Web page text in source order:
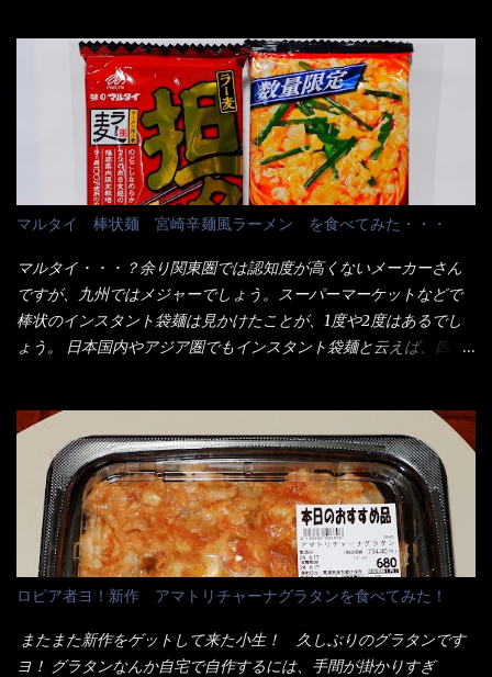
1280円と云った感じです。 で私は幾らで、メガドンキでゲットし
たかって？ それは非常に言いづらい・・・色々と各方面へ忖度し
て、激安だったとだけ申し上げましょう。 早速1袋を大釜で茹で～
ハイ、約15分ほど茹で上げた状態です。 当家には、高齢者がいる
ので少し柔らかく・・・ 茹で上がった饂飩は、お店の饂飩に比べ
＜細い＞です。 どちらかと云えば、稲庭饂飩的な太さですね。 さ
てこれを、どの様に食べるか？ 長葱無かったので、玉葱を刻んで
八王子ラーメン風月見つけうどん！ 冷やし釜あげうどん～です。
汁つゆと長葱に山葵です。 これでツルツル～と頂きました。 良い
じゃないか～...
当している。 まずはこれを見て欲しい！ カウンターに置かれた＜
お皿＞である。 直ぐに気づいたでしょう！ 何かキャベツが山じ
ゃないか！？ ハイ、山です。 これが標準なのです。 普通のとん
かつ屋のキャベツと比べたら、10人前ほどあるか？ 値段的には、
メイン（主流は1,000超）＋定食セット350円程と値段的には、そ
れ程では安い訳でも無いが、客足が絶えない人気店である。 そん
なメニューのなかで、リーズナブルで頂ける＜映え＞るメニュー
が＜カツカレー＞だ！ これです。 当時1,000円税込だった
が・・・今も変わらないと思うけど・・・ これが出てくると、カ
ウンター中からOH～と声が飛ぶ！ 写真は、キャベツ少なめでお願
いしています。 皿のサイズは、直径30cmほどあります。 そこに
ドカ盛のキャベツと御飯にカレーがかかっています。 カレーは辛
ンとした厚さのあるトンカツです。 それも揚げたての熱々です。
これを難なく完食出来なければ、漢では無い！と云っても過言で
はないだろう。 この他も、兎に角ボリューム満点で＜薄カツ＞と
呼ばれるメニューは、トンカツが2枚重ねて出てくるだ！ 1枚が薄
いから、2枚乗せにしたらしいけど・・・
マルタイ 棒状麺 宮崎辛麺風ラーメン を食べてみた・・・
マルタイ・・・？余り関東圏では認知度が高くないメーカーさん
ですが、九州ではメジャーでしょう。スーパーマーケットなどで
棒状のインスタント袋麺は見かけたことが、1度や2度はあるでし
ょう。 日本国内やアジア圏でもインスタント袋麺と云えば、四角
イ棒状ラーメンを、OKストアで見かけ思わず手に取って買い物篭
へ 坦々まぜそばと＜数量限定＞宮崎辛麺風ラーメン オーッといき
なり私の胃袋をグサッと・・・・ 棒状インスタントラーメンの
デビューが決まりました。 か・ら・め・ん・辛麺！ 宮崎辛麺は
チャルメラや日清からも出されている、辛口のラーメンじゃ
ん！！ 酸っぱくしたら、酸辣湯麺？なんてね。 よし今日のサラ
メシは、宮崎辛麺にしよう！ それではまず袋を開けると・・・ な
んだか紙に巻かれた棒状の麺が二束、調味油と粉末スープ！ やは
り見慣れない姿・・・何だかチョッと高級感的な・・・だって透
明なトレイに並んだ棒状麺なんて見慣れないからねぇ～（コスト
ロピア者ヨ！新作 アマトリチャーナグラタンを食べてみた！
またまた新作をゲットして来た小生！ 久しぶりのグラタンです
ヨ！ グラタンなんか自宅で自作するには、手間が掛かりすぎ